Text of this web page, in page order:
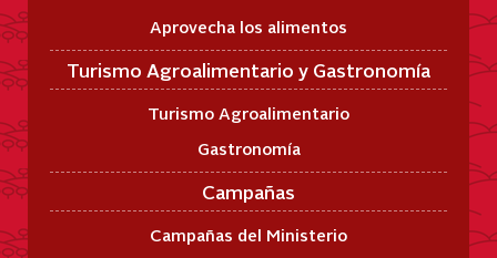
Aprovecha los alimentos
Turismo Agroalimentario y Gastronomía
Turismo Agroalimentario
Gastronomía
Campañas
Campañas del Ministerio